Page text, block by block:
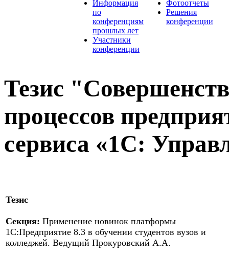
Информация
по
конференциям
прошлых лет
Участники
конференции
Фотоотчеты
Решения
конференции
Тезис
процессов
сервиса «1С:
Тезис
Секция: Применение новинок платформы
1С:Предприятие 8.3 в обучении студентов вузов и
колледжей. Ведущий Прокуровский А.А.